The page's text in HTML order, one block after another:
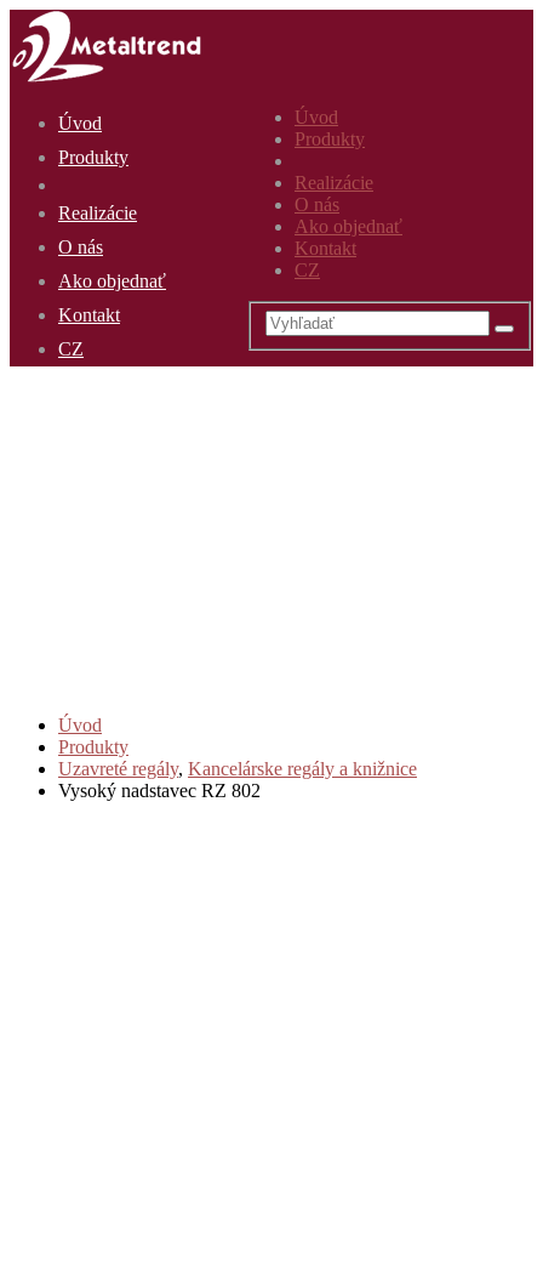
Úvod
Produkty
Realizácie
O nás
Ako objednať
Kontakt
CZ
Úvod
Produkty
Realizácie
O nás
Ako objednať
Kontakt
CZ
Úvod
Produkty
Uzavreté regály, Kancelárske regály a knižnice
Vysoký nadstavec RZ 802